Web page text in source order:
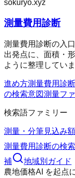
sokuryo.xyz
測量費用診断
測量費用診断の入
出発点に、面積・
ように整理してい
進め方測量費用診
の検索意図測量フ
検索語ファミリー
測量・分筆見込み
測量費用診断の検
補
地域別ガイド
農地価格AI
を起点